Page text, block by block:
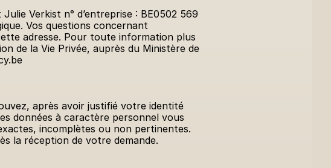
Verkist n° d’entreprise : BE0502 569
Vos questions concernant
adresse. Pour toute information plus
de la Vie Privée, auprès du Ministère de
après avoir justifié votre identité
données à caractère personnel vous
incomplètes ou non pertinentes.
la réception de votre demande.